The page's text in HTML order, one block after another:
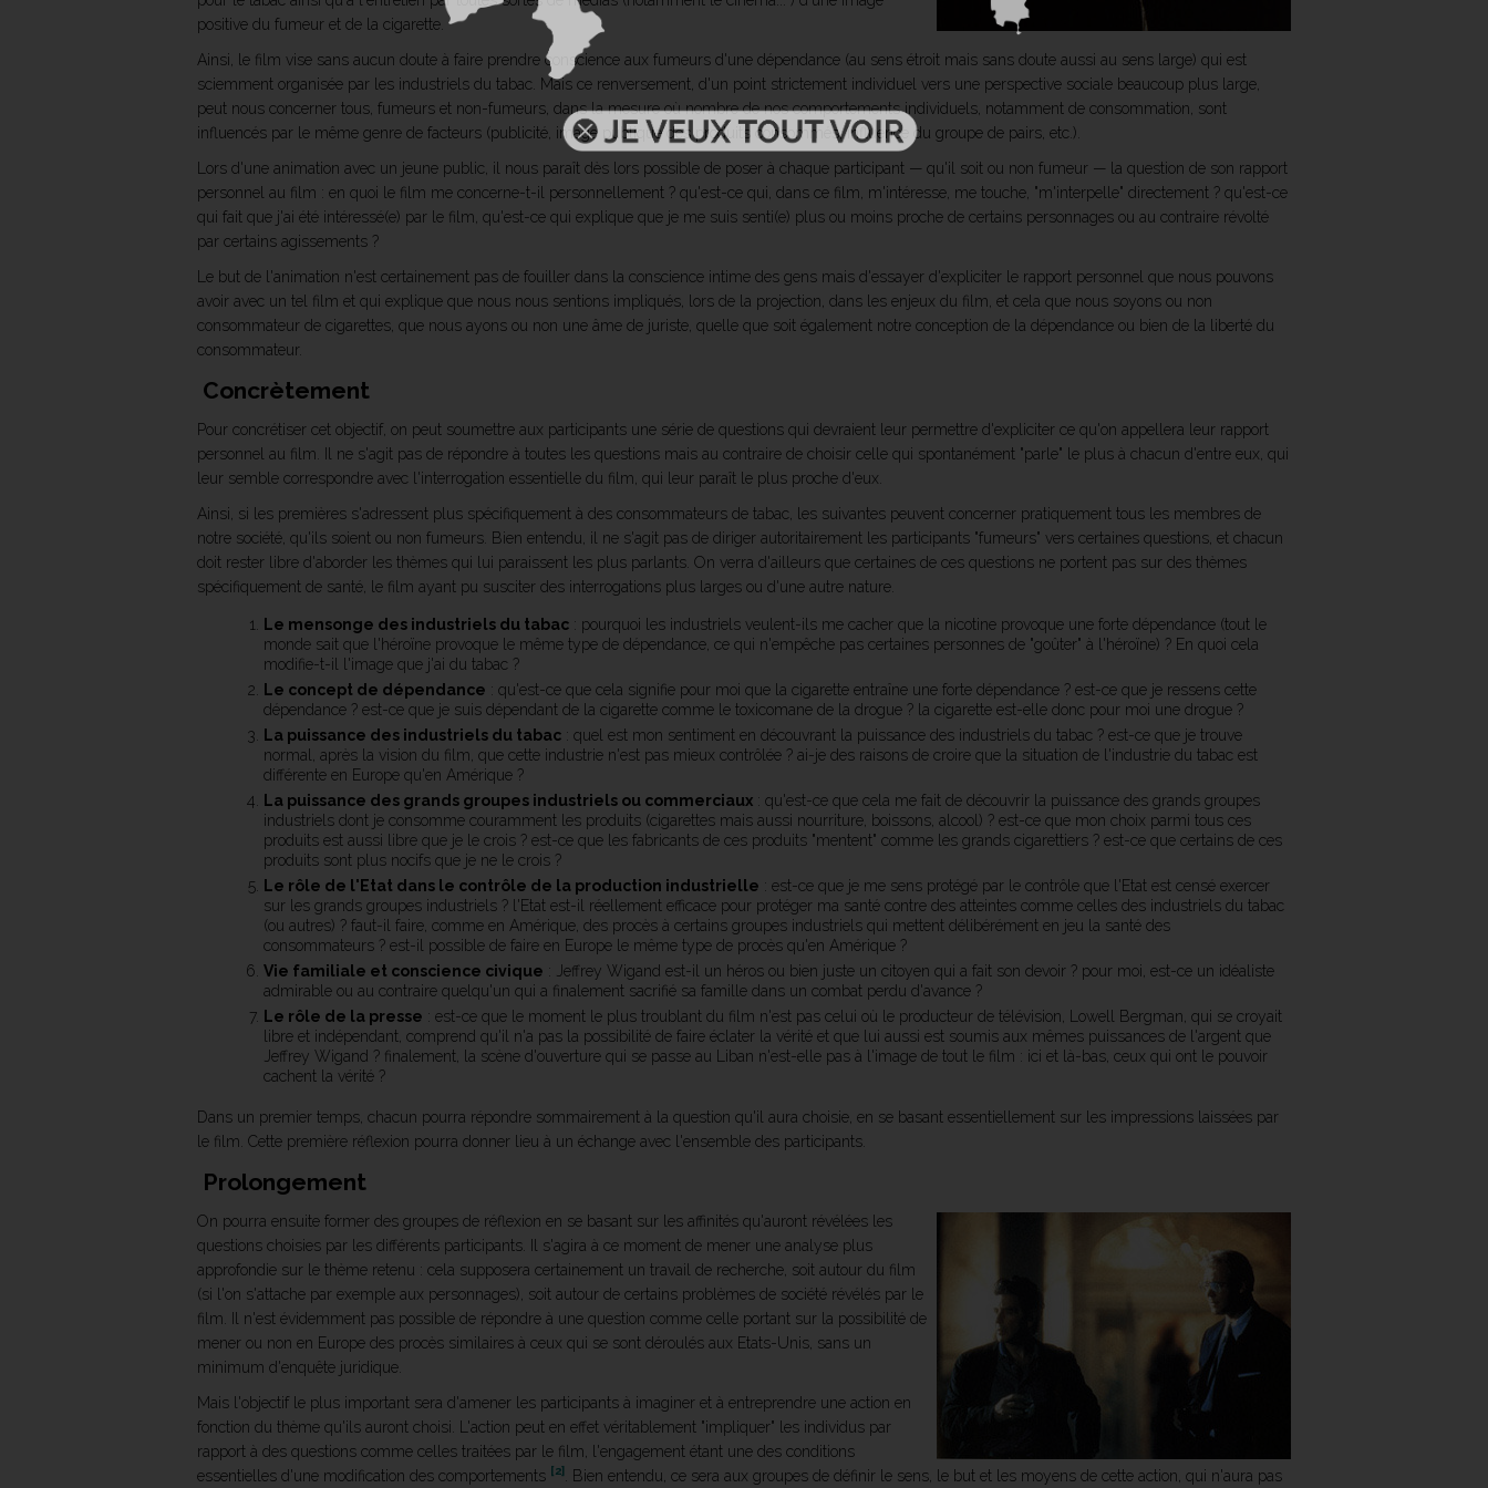
positive du fumeur et de la cigarette.
Ainsi, le film vise sans aucun doute à faire prendre conscience aux fumeurs d'une dépendance (au sens étroit mais sans doute aussi au sens large) qui est
sciemment organisée par les industriels du tabac. Mais ce renversement, d'un point strictement individuel vers une perspective sociale beaucoup plus large,
peut nous concerner tous, fumeurs et non-fumeurs, dans la mesure où nombre de nos comportements individuels, notamment de consommation, sont
influencés par le même genre de facteurs (publicité, image publique des produits consommés, influence du groupe de pairs, etc.).
Lors d'une animation avec un jeune public, il nous paraît dès lors possible de poser à chaque participant — qu'il soit ou non fumeur — la question de son rapport
personnel au film : en quoi le film me concerne-t-il personnellement ? qu'est-ce qui, dans ce film, m'intéresse, me touche, "m'interpelle" directement ? qu'est-ce
qui fait que j'ai été intéressé(e) par le film, qu'est-ce qui explique que je me suis senti(e) plus ou moins proche de certains personnages ou au contraire révolté
par certains agissements ?
Le but de l'animation n'est certainement pas de fouiller dans la conscience intime des gens mais d'essayer d'expliciter le rapport personnel que nous pouvons
avoir avec un tel film et qui explique que nous nous sentions impliqués, lors de la projection, dans les enjeux du film, et cela que nous soyons ou non
consommateur de cigarettes, que nous ayons ou non une âme de juriste, quelle que soit également notre conception de la dépendance ou bien de la liberté du
consommateur.
Concrètement
Pour concrétiser cet objectif, on peut soumettre aux participants une série de questions qui devraient leur permettre d'expliciter ce qu'on appellera leur rapport
personnel au film. Il ne s'agit pas de répondre à toutes les questions mais au contraire de choisir celle qui spontanément "parle" le plus à chacun d'entre eux, qui
leur semble correspondre avec l'interrogation essentielle du film, qui leur paraît le plus proche d'eux.
Ainsi, si les premières s'adressent plus spécifiquement à des consommateurs de tabac, les suivantes peuvent concerner pratiquement tous les membres de
notre société, qu'ils soient ou non fumeurs. Bien entendu, il ne s'agit pas de diriger autoritairement les participants "fumeurs" vers certaines questions, et chacun
doit rester libre d'aborder les thèmes qui lui paraissent les plus parlants. On verra d'ailleurs que certaines de ces questions ne portent pas sur des thèmes
spécifiquement de santé, le film ayant pu susciter des interrogations plus larges ou d'une autre nature.
Le mensonge des industriels du tabac : pourquoi les industriels veulent-ils me cacher que la nicotine provoque une forte dépendance (tout le
monde sait que l'héroïne provoque le même type de dépendance, ce qui n'empêche pas certaines personnes de "goûter" à l'héroïne) ? En quoi cela
modifie-t-il l'image que j'ai du tabac ?
Le concept de dépendance : qu'est-ce que cela signifie pour moi que la cigarette entraîne une forte dépendance ? est-ce que je ressens cette
dépendance ? est-ce que je suis dépendant de la cigarette comme le toxicomane de la drogue ? la cigarette est-elle donc pour moi une drogue ?
La puissance des industriels du tabac : quel est mon sentiment en découvrant la puissance des industriels du tabac ? est-ce que je trouve
normal, après la vision du film, que cette industrie n'est pas mieux contrôlée ? ai-je des raisons de croire que la situation de l'industrie du tabac est
différente en Europe qu'en Amérique ?
La puissance des grands groupes industriels ou commerciaux : qu'est-ce que cela me fait de découvrir la puissance des grands groupes
industriels dont je consomme couramment les produits (cigarettes mais aussi nourriture, boissons, alcool) ? est-ce que mon choix parmi tous ces
produits est aussi libre que je le crois ? est-ce que les fabricants de ces produits "mentent" comme les grands cigarettiers ? est-ce que certains de ces
produits sont plus nocifs que je ne le crois ?
Le rôle de l'Etat dans le contrôle de la production industrielle : est-ce que je me sens protégé par le contrôle que l'Etat est censé exercer
sur les grands groupes industriels ? l'Etat est-il réellement efficace pour protéger ma santé contre des atteintes comme celles des industriels du tabac
(ou autres) ? faut-il faire, comme en Amérique, des procès à certains groupes industriels qui mettent délibérément en jeu la santé des
consommateurs ? est-il possible de faire en Europe le même type de procès qu'en Amérique ?
Vie familiale et conscience civique : Jeffrey Wigand est-il un héros ou bien juste un citoyen qui a fait son devoir ? pour moi, est-ce un idéaliste
admirable ou au contraire quelqu'un qui a finalement sacrifié sa famille dans un combat perdu d'avance ?
Le rôle de la presse : est-ce que le moment le plus troublant du film n'est pas celui où le producteur de télévision, Lowell Bergman, qui se croyait
libre et indépendant, comprend qu'il n'a pas la possibilité de faire éclater la vérité et que lui aussi est soumis aux mêmes puissances de l'argent que
Jeffrey Wigand ? finalement, la scène d'ouverture qui se passe au Liban n'est-elle pas à l'image de tout le film : ici et là-bas, ceux qui ont le pouvoir
cachent la vérité ?
Dans un premier temps, chacun pourra répondre sommairement à la question qu'il aura choisie, en se basant essentiellement sur les impressions laissées par
le film. Cette première réflexion pourra donner lieu à un échange avec l'ensemble des participants.
Prolongement
On pourra ensuite former des groupes de réflexion en se basant sur les affinités qu'auront révélées les
questions choisies par les différents participants. Il s'agira à ce moment de mener une analyse plus
approfondie sur le thème retenu : cela supposera certainement un travail de recherche, soit autour du film
(si l'on s'attache par exemple aux personnages), soit autour de certains problèmes de société révélés par le
film. Il n'est évidemment pas possible de répondre à une question comme celle portant sur la possibilité de
mener ou non en Europe des procès similaires à ceux qui se sont déroulés aux Etats-Unis, sans un
minimum d'enquête juridique.
Mais l'objectif le plus important sera d'amener les participants à imaginer et à entreprendre une action en
fonction du thème qu'ils auront choisi. L'action peut en effet véritablement "impliquer" les individus par
rapport à des questions comme celles traitées par le film, l'engagement étant une des conditions
essentielles d'une modification des comportements [2] . Bien entendu, ce sera aux groupes de définir le sens, le but et les moyens de cette action, qui n'aura pas